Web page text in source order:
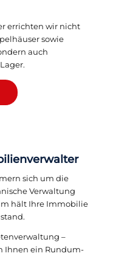
errichten wir nicht
sowie
auch
sich um die
Verwaltung
hält Ihre Immobilie
–
Ihnen ein Rundum-